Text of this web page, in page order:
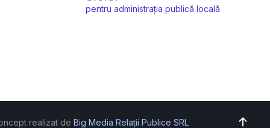
pentru administrația publică locală
realizat de Big Media Relații Publice SRL